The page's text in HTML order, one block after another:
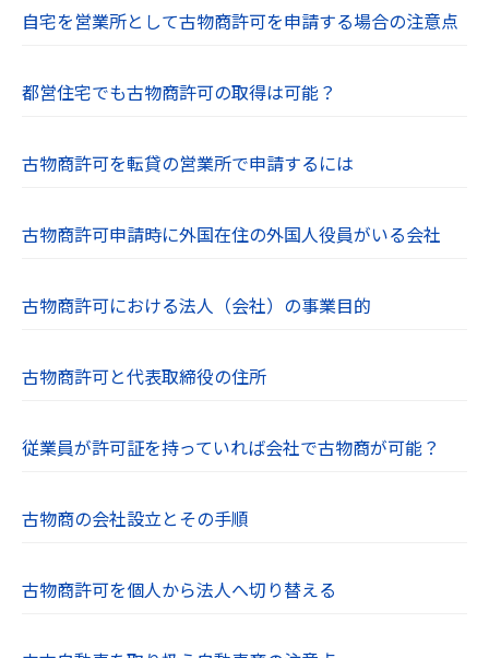
自宅を営業所として古物商許可を申請する場合の注意点
都営住宅でも古物商許可の取得は可能？
古物商許可を転貸の営業所で申請するには
古物商許可申請時に外国在住の外国人役員がいる会社
古物商許可における法人（会社）の事業目的
古物商許可と代表取締役の住所
従業員が許可証を持っていれば会社で古物商が可能？
古物商の会社設立とその手順
古物商許可を個人から法人へ切り替える